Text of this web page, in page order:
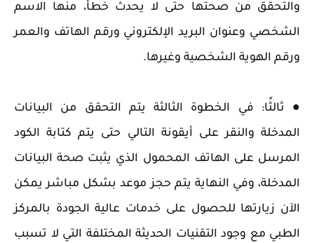
والتحقق من صحتها حتى لا يحدث خطأ، منها الاسم
الشخصي وعنوان البريد الإلكتروني ورقم الهاتف والعمر
ورقم الهوية الشخصية وغيرها.
● ثالثًا: في الخطوة الثالثة يتم التحقق من البيانات
المدخلة والنقر على أيقونة التالي حتى يتم كتابة الكود
المرسل على الهاتف المحمول الذي يثبت صحة البيانات
المدخلة، وفي النهاية يتم حجز موعد بشكل مباشر يمكن
الآن زيارتها للحصول على خدمات عالية الجودة بالمركز
الطبي مع وجود التقنيات الحديثة المختلفة التي لا تسبب